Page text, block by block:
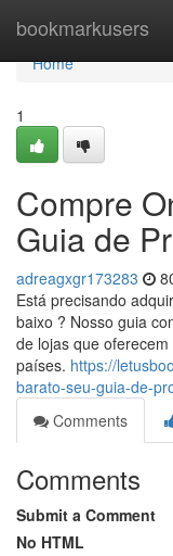
bookmarkusers
Home
Home
1
Compre
Guia de
adreagxgr173283
Está precisando
baixo ? Nosso guia
de lojas que
países. https://
barato-seu-guia-de-
Comments
Comments
Submit a Comment
No HTML